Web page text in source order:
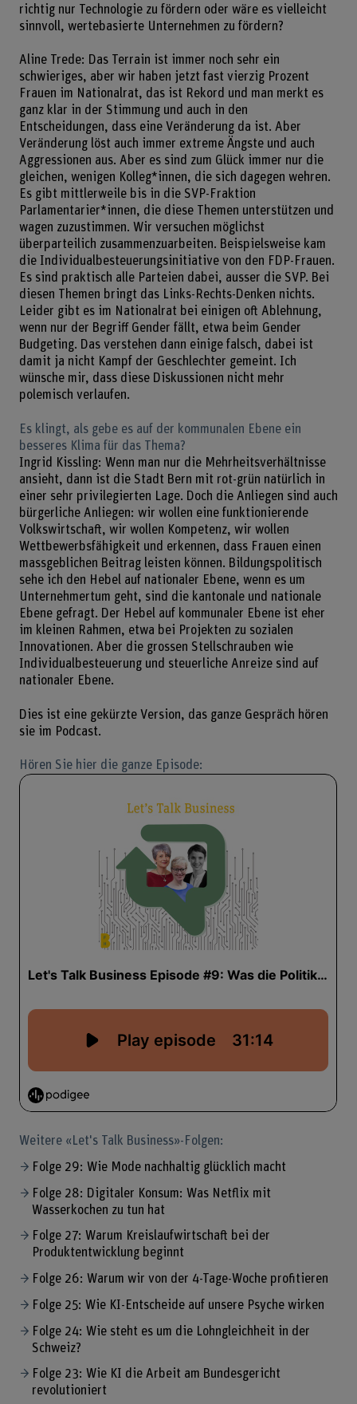
richtig nur Technologie zu fördern oder wäre es vielleicht
sinnvoll, wertebasierte Unternehmen zu fördern?
Aline Trede: Das Terrain ist immer noch sehr ein
schwieriges, aber wir haben jetzt fast vierzig Prozent
Frauen im Nationalrat, das ist Rekord und man merkt es
ganz klar in der Stimmung und auch in den
Entscheidungen, dass eine Veränderung da ist. Aber
Veränderung löst auch immer extreme Ängste und auch
Aggressionen aus. Aber es sind zum Glück immer nur die
gleichen, wenigen Kolleg*innen, die sich dagegen wehren.
Es gibt mittlerweile bis in die SVP-Fraktion
Parlamentarier*innen, die diese Themen unterstützen und
wagen zuzustimmen. Wir versuchen möglichst
überparteilich zusammenzuarbeiten. Beispielsweise kam
die Individualbesteuerungsinitiative von den FDP-Frauen.
Es sind praktisch alle Parteien dabei, ausser die SVP. Bei
diesen Themen bringt das Links-Rechts-Denken nichts.
Leider gibt es im Nationalrat bei einigen oft Ablehnung,
wenn nur der Begriff Gender fällt, etwa beim Gender
Budgeting. Das verstehen dann einige falsch, dabei ist
damit ja nicht Kampf der Geschlechter gemeint. Ich
wünsche mir, dass diese Diskussionen nicht mehr
polemisch verlaufen.
Es klingt, als gebe es auf der kommunalen Ebene ein
besseres Klima für das Thema?
Ingrid Kissling: Wenn man nur die Mehrheitsverhältnisse
ansieht, dann ist die Stadt Bern mit rot-grün natürlich in
einer sehr privilegierten Lage. Doch die Anliegen sind auch
bürgerliche Anliegen: wir wollen eine funktionierende
Volkswirtschaft, wir wollen Kompetenz, wir wollen
Wettbewerbsfähigkeit und erkennen, dass Frauen einen
massgeblichen Beitrag leisten können. Bildungspolitisch
sehe ich den Hebel auf nationaler Ebene, wenn es um
Unternehmertum geht, sind die kantonale und nationale
Ebene gefragt. Der Hebel auf kommunaler Ebene ist eher
im kleinen Rahmen, etwa bei Projekten zu sozialen
Innovationen. Aber die grossen Stellschrauben wie
Individualbesteuerung und steuerliche Anreize sind auf
nationaler Ebene.
Dies ist eine gekürzte Version, das ganze Gespräch hören
sie im Podcast.
Hören Sie hier die ganze Episode:
Weitere «Let's Talk Business»-Folgen:
Folge 29: Wie Mode nachhaltig glücklich macht
Folge 28: Digitaler Konsum: Was Netflix mit
Wasserkochen zu tun hat
Folge 27: Warum Kreislaufwirtschaft bei der
Produktentwicklung beginnt
Folge 26: Warum wir von der 4-Tage-Woche profitieren
Folge 25: Wie KI-Entscheide auf unsere Psyche wirken
Folge 24: Wie steht es um die Lohngleichheit in der
Schweiz?
Folge 23: Wie KI die Arbeit am Bundesgericht
revolutioniert